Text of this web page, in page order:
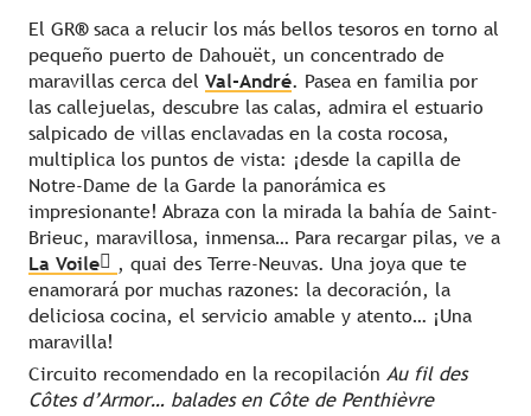
El GR® saca a relucir los más bellos tesoros en torno al
pequeño puerto de Dahouët, un concentrado de
maravillas cerca del Val-André. Pasea en familia por
las callejuelas, descubre las calas, admira el estuario
salpicado de villas enclavadas en la costa rocosa,
multiplica los puntos de vista: ¡desde la capilla de
Notre-Dame de la Garde la panorámica es
impresionante! Abraza con la mirada la bahía de Saint-
Brieuc, maravillosa, inmensa… Para recargar pilas, ve a
La Voile
, quai des Terre-Neuvas. Una joya que te
enamorará por muchas razones: la decoración, la
deliciosa cocina, el servicio amable y atento… ¡Una
maravilla!
Circuito recomendado en la recopilación Au fil des
Côtes d’Armor… balades en Côte de Penthièvre